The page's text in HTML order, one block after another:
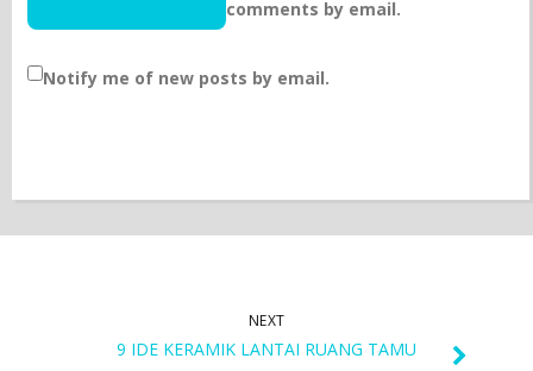
comments by email.
Notify me of new posts by email.
NEXT
9 IDE KERAMIK LANTAI RUANG TAMU